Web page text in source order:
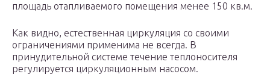
площадь отапливаемого помещения менее 150 кв.м.
Как видно, естественная циркуляция со своими
ограничениями применима не всегда. В
принудительной системе течение теплоносителя
регулируется циркуляционным насосом.